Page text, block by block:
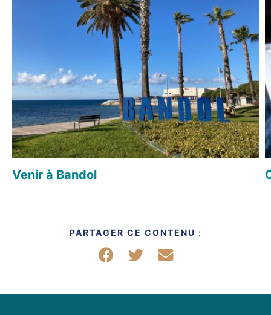
Venir à Bandol
PARTAGER CE CONTENU :
Partager sur Facebook
Partager sur Twitter
Partager par mail